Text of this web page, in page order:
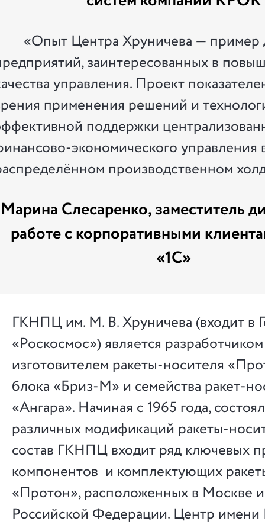
«Опыт Центра Хруничева — пример
заинтересованных в
управления. Проект
применения решений и
поддержки
экономического управления
производственном
Марина Слесаренко, заместитель
работе с корпоративными
«1С»
ГКНПЦ им. М. В. Хруничева (входит в
«Роскосмос») является
изготовителем ракеты-носителя
блока «Бриз-М» и семейства ракет-
«Ангара». Начиная с 1965 года,
различных модификаций ракеты-
состав ГКНПЦ входит ряд ключевых
компонентов и комплектующих
«Протон», расположенных в Москве и
Российской Федерации. Центр